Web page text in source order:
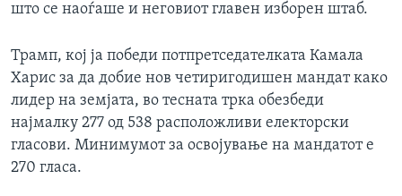
што се наоѓаше и неговиот главен изборен штаб.
Трамп, кој ја победи потпретседателката Камала
Харис за да добие нов четиригодишен мандат како
лидер на земјата, во тесната трка обезбеди
најмалку 277 од 538 расположливи електорски
гласови. Минимумот за освојување на мандатот е
270 гласа.